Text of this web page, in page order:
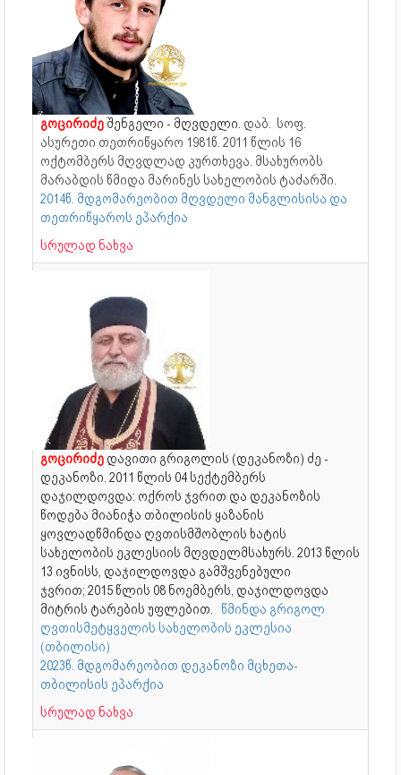
გოცირიძე შენგელი - მღვდელი. დაბ.
სოფ.
ასურეთი თეთრიწყარო 1981წ. 2011 წლის 16
ოქტომბერს მღვდლად კურთხევა. მსახურობს
მარაბდის წმიდა მარინეს სახელობის ტაძარში.
2014წ. მდგომარეობით მღვდელი მანგლისისა და
თეთრიწყაროს ეპარქია
სრულად ნახვა
გოცირიძე დავითი გრიგოლის (დეკანოზი) ძე -
დეკანოზი. 2011 წლის 04 სექტემბერს
დაჯილდოვდა: ოქროს ჯვრით და დეკანოზის
წოდება მიანიჭა თბილისის ყაზანის
ყოვლადწმინდა ღვთისმშობლის ხატის
სახელობის ეკლესიის მღვდელმსახურს. 2013 წლის
13 ივნისს, დაჯილდოვდა გამშვენებული
ჯვრით; 2015 წლის 08 ნოემბერს, დაჯილდოვდა
მიტრის ტარების უფლებით. წმინდა გრიგოლ
ღვთისმეტყველის სახელობის ეკლესია
(თბილისი)
2023წ. მდგომარეობით დეკანოზი მცხეთა-
თბილისის ეპარქია
სრულად ნახვა